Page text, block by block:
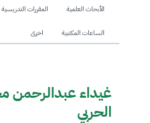
الأبحاث العلمية المقررات التدريسية
الساعات المكتبية اخرى
غيداء عبدالرحمن
الحربي